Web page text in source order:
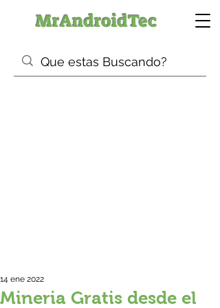
MrAndroidTec
Mineria Gratis desde el
14 ene 2022